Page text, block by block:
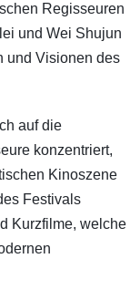
Regisseuren
und Wei Shujun
und Visionen des
auf die
konzentriert,
Kinoszene
Festivals
Kurzfilme, welche